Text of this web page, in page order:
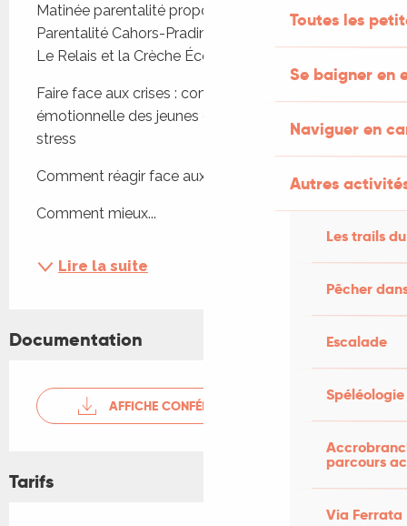
Toutes les
Se baigner en
Naviguer en
Autres
Les trails
Pêcher
Escalade
Spéléologie
parcours
Via Ferrata
Matinée parentalité proposée par l'Institut de la
Parentalité Cahors-Pradines, en partenariat avec
Le Relais et la Crèche Écoute s'il joue.
Faire face aux crises : comprendre la vie
émotionnelle des jeunes enfants & les effets du
stress
Comment réagir face aux crises de nos enfants ?
Comment mieux...
Lire la suite
Documentation
AFFICHE CONFÉRENCE ÉMOTIONS
Tarifs